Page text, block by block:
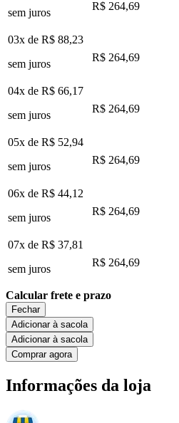
sem juros
R$ 264,69
03x de R$ 88,23
sem juros
R$ 264,69
04x de R$ 66,17
sem juros
R$ 264,69
05x de R$ 52,94
sem juros
R$ 264,69
06x de R$ 44,12
sem juros
R$ 264,69
07x de R$ 37,81
sem juros
R$ 264,69
Calcular frete e prazo
Fechar
Adicionar à sacola
Adicionar à sacola
Comprar agora
Informações da loja